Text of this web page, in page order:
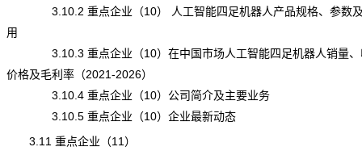
3.10.2 重点企业（10） 人工智能四足机器人产品规格、参数及
用
3.10.3 重点企业（10）在中国市场人工智能四足机器人销量、
价格及毛利率（2021-2026）
3.10.4 重点企业（10）公司简介及主要业务
3.10.5 重点企业（10）企业最新动态
3.11 重点企业（11）